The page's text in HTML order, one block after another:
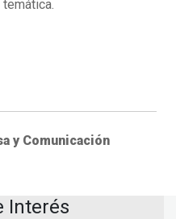
y Comunicación
Interés